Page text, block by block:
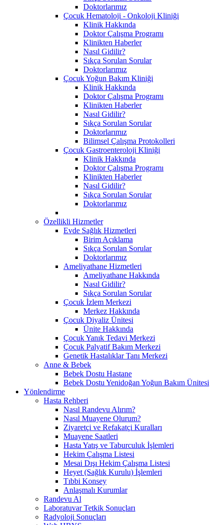
Doktorlarımız
Çocuk Hematoloji - Onkoloji Kliniği
Klinik Hakkında
Doktor Çalışma Programı
Klinikten Haberler
Nasıl Gidilir?
Sıkça Sorulan Sorular
Doktorlarımız
Çocuk Yoğun Bakım Kliniği
Klinik Hakkında
Doktor Çalışma Programı
Klinikten Haberler
Nasıl Gidilir?
Sıkça Sorulan Sorular
Doktorlarımız
Bilimsel Çalışma Protokolleri
Çocuk Gastroenteroloji Kliniği
Klinik Hakkında
Doktor Çalışma Programı
Klinikten Haberler
Nasıl Gidilir?
Sıkça Sorulan Sorular
Doktorlarımız
Özellikli Hizmetler
Evde Sağlık Hizmetleri
Birim Açıklama
Sıkça Sorulan Sorular
Doktorlarımız
Ameliyathane Hizmetleri
Ameliyathane Hakkında
Nasıl Gidilir?
Sıkça Sorulan Sorular
Çocuk İzlem Merkezi
Merkez Hakkında
Çocuk Diyaliz Ünitesi
Ünite Hakkında
Çocuk Yanık Tedavi Merkezi
Çocuk Palyatif Bakım Merkezi
Genetik Hastalıklar Tanı Merkezi
Anne & Bebek
Bebek Dostu Hastane
Bebek Dostu Yenidoğan Yoğun Bakım Ünitesi
Yönlendirme
Hasta Rehberi
Nasıl Randevu Alırım?
Nasıl Muayene Olurum?
Ziyaretçi ve Refakatçi Kuralları
Muayene Saatleri
Hasta Yatış ve Taburculuk İşlemleri
Hekim Çalışma Listesi
Mesai Dışı Hekim Çalışma Listesi
Heyet (Sağlık Kurulu) İşlemleri
Tıbbi Konsey
Anlaşmalı Kurumlar
Randevu Al
Laboratuvar Tetkik Sonuçları
Radyoloji Sonuçları